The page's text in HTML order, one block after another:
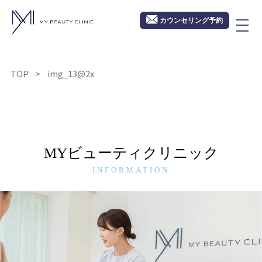
カウンセリング予約
TOP img_13@2x
MYビューティクリニック
INFORMATION